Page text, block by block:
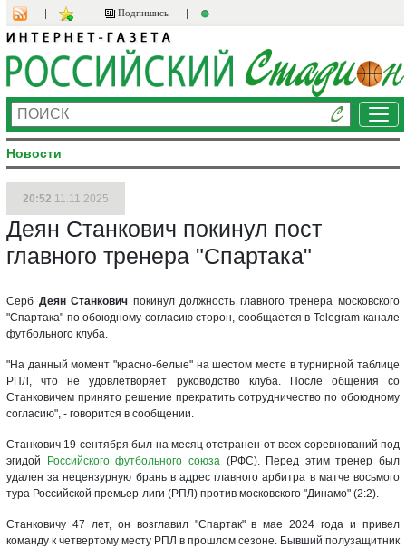
Подпишись
Новости
20:52 11.11.2025
Деян Станкович покинул пост
главного тренера "Спартака"
Серб Деян Станкович покинул должность главного тренера московского
"Спартака" по обоюдному согласию сторон, сообщается в Telegram-канале
футбольного клуба.
"На данный момент "красно-белые" на шестом месте в турнирной таблице
РПЛ, что не удовлетворяет руководство клуба. После общения со
Станковичем принято решение прекратить сотрудничество по обоюдному
согласию", - говорится в сообщении.
Станкович 19 сентября был на месяц отстранен от всех соревнований под
эгидой
Российского футбольного союза(РФС). Перед этим тренер был
удален за нецензурную брань в адрес главного арбитра в матче восьмого
тура Российской премьер-лиги (РПЛ) против московского "Динамо" (2:2).
Станковичу 47 лет, он возглавил "Спартак" в мае 2024 года и привел
команду к четвертому месту РПЛ в прошлом сезоне. Бывший полузащитник